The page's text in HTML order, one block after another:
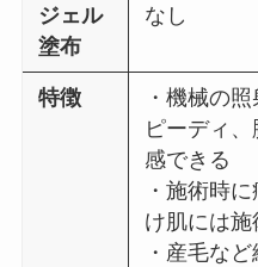
ジェル
塗布
なし
特徴
・機械の
ピーディ
感できる
・施術時
け肌には
・産毛な